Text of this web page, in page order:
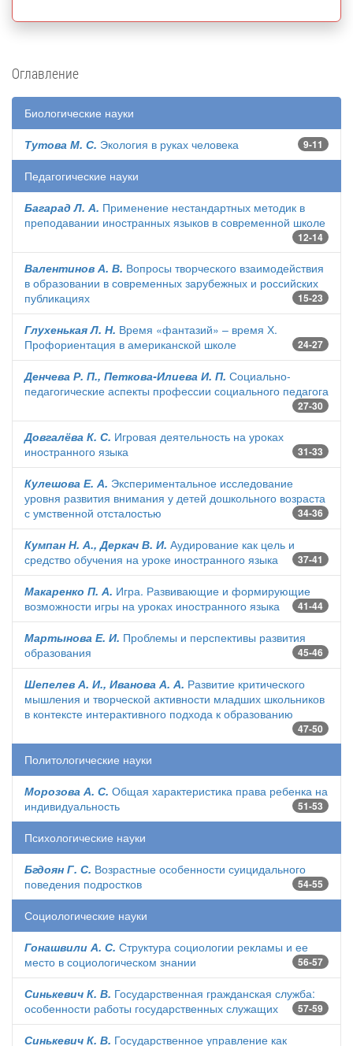
Оглавление
Биологические науки
Тутова М. С. Экология в руках человека 9-11
Педагогические науки
Багарад Л. А. Применение нестандартных методик в
преподавании иностранных языков в современной школе
12-14
Валентинов А. В. Вопросы творческого взаимодействия
в образовании в современных зарубежных и российских
публикациях
15-23
Глухенькая Л. Н. Время «фантазий» – время Х.
Профориентация в американской школе
24-27
Денчева Р. П., Петкова-Илиева И. П. Социально-
педагогические аспекты профессии социального педагога
27-30
Довгалёва К. С. Игровая деятельность на уроках
иностранного языка
31-33
Кулешова Е. А. Экспериментальное исследование
уровня развития внимания у детей дошкольного возраста
с умственной отсталостью
34-36
Кумпан Н. А., Деркач В. И. Аудирование как цель и
средство обучения на уроке иностранного языка
37-41
Макаренко П. А. Игра. Развивающие и формирующие
возможности игры на уроках иностранного языка
41-44
Мартынова Е. И. Проблемы и перспективы развития
образования
45-46
Шепелев А. И., Иванова А. А. Развитие критического
мышления и творческой активности младших школьников
в контексте интерактивного подхода к образованию
47-50
Политологические науки
Морозова А. С. Общая характеристика права ребенка на
индивидуальность
51-53
Психологические науки
Бгдоян Г. С. Возрастные особенности суицидального
поведения подростков
54-55
Социологические науки
Гонашвили А. С. Структура социологии рекламы и ее
место в социологическом знании
56-57
Синькевич К. В. Государственная гражданская служба:
особенности работы государственных служащих
57-59
Синькевич К. В. Государственное управление как